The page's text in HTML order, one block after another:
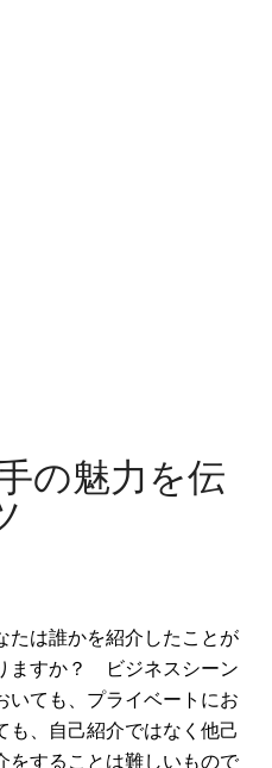
の魅力を伝
たは誰かを紹介したことが
ますか？ ビジネスシーン
いても、プライベートにお
も、自己紹介ではなく他己
をすることは難しいもので